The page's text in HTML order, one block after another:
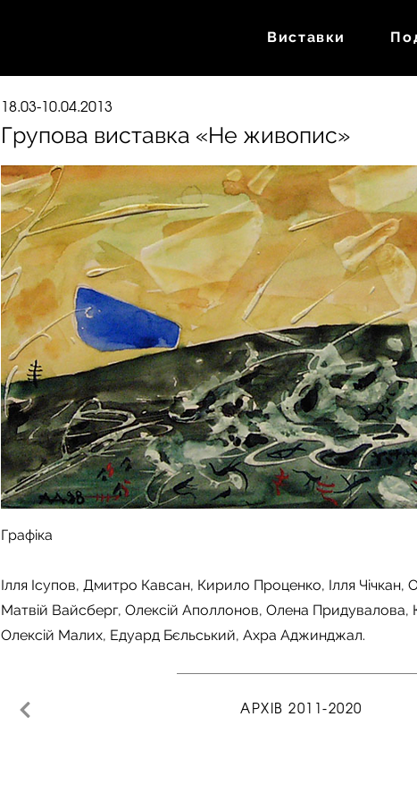
Виставки
18.03-10.04.2013
Групова виставка «Не живопис»
Графіка
Ілля Ісупов, Дмитро Кавсан, Кирило Проценко, Ілля
Матвій Вайсберг, Олексій Аполлонов, Олена Придувалова,
Олексій Малих, Едуард Бєльський, Ахра Аджинджал.
АРХІВ 2011-2020